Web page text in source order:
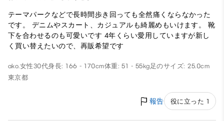
テーマパークなどで長時間歩き回っても全然痛くならなかった
です。 デニムやスカート、カジュアルも綺麗めもいけます。 靴
下を合わせるのも可愛いです 4年くらい愛用していますが新し
く買い替えたいので、再販希望です
ako.女性30代身長: 166 - 170cm体重: 51 - 55kg足のサイズ: 25.0cm
東京都
報告 役に立った 1